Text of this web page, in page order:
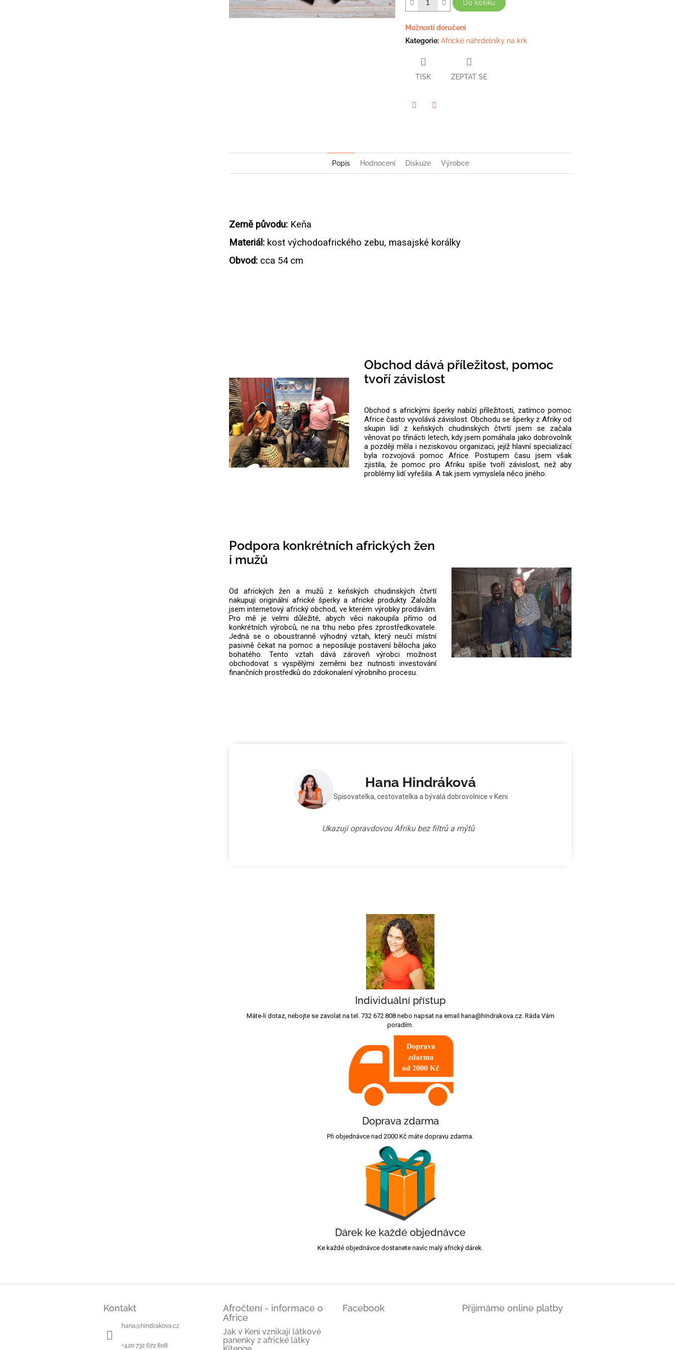
hvězdiček.
Do košíku
Možnosti doručení
Kategorie: Africké náhrdelníky na krk
TISK ZEPTAT SE
Popis Hodnocení Diskuze Výrobce
Země původu: Keňa
Materiál: kost východoafrického zebu, masajské korálky
Obvod: cca 54 cm
Obchod dává příležitost, pomoc
tvoří závislost
Obchod s africkými šperky nabízí příležitosti, zatímco pomoc
Africe často vyvolává závislost. Obchodu se šperky z Afriky od
skupin lidí z keňských chudinských čtvrtí jsem se začala
věnovat po třinácti letech, kdy jsem pomáhala jako dobrovolník
a později měla i neziskovou organizaci, jejíž hlavní specializací
byla rozvojová pomoc Africe. Postupem času jsem však
zjistila, že pomoc pro Afriku spíše tvoří závislost, než aby
problémy lidí vyřešila. A tak jsem vymyslela něco jiného.
Podpora konkrétních afrických žen
i mužů
Od afrických žen a mužů z keňských chudinských čtvrtí
nakupuji originální africké šperky a africké produkty. Založila
jsem internetový africký obchod, ve kterém výrobky prodávám.
Pro mě je velmi důležité, abych věci nakoupila přímo od
konkrétních výrobců, ne na trhu nebo přes zprostředkovatele.
Jedná se o oboustranně výhodný vztah, který neučí místní
pasivně čekat na pomoc a neposiluje postavení bělocha jako
bohatého. Tento vztah dává zároveň výrobci možnost
obchodovat s vyspělými zeměmi bez nutnosti investování
finančních prostředků do zdokonalení výrobního procesu.
Hana Hindráková
Spisovatelka, cestovatelka a bývalá dobrovolnice v Keni
Ukazuji opravdovou Afriku bez filtrů a mýtů
Individuální přístup
Máte-li dotaz, nebojte se zavolat na tel. 732 672 808 nebo napsat na email hana@hindrakova.cz. Ráda Vám
poradím.
Doprava zdarma
Při objednávce nad 2000 Kč máte dopravu zdarma.
Dárek ke každé objednávce
Ke každé objednávce dostanete navíc malý africký dárek.
Kontakt
hana@hindrakova.cz
+420 732 672 808
Afročtení - informace o
Africe
Jak v Keni vznikají látkové
panenky z africké látky
Facebook Přijímáme online platby